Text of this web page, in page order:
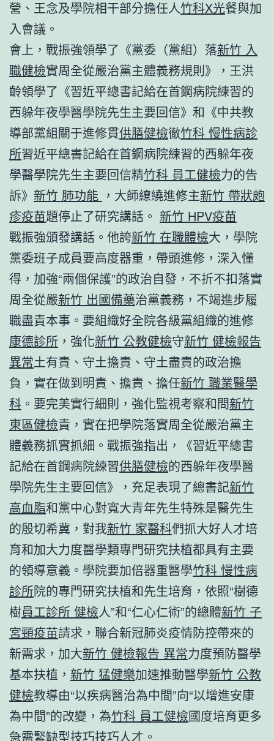
營、王念及學院相干部分擔任人竹科X光餐與加
入會議。
會上，戰振強領學了《黨委（黨組）落新竹 入
職健檢實周全從嚴治黨主體義務規則》，王洪
齡領學了《習近平總書記給在首鋼病院練習的
西躲年夜學醫學院先生主要回信》和《中共教
導部黨組關于進修貫供膳健檢徹竹科 慢性病診
所習近平總書記給在首鋼病院練習的西躲年夜
學醫學院先生主要回信精竹科 員工健檢力的告
訴》 新竹 肺功能 ，大師繚繞進修主新竹 帶狀皰
疹疫苗題停止了研究講話。 新竹 HPV疫苗
戰振強頒發講話。他誇新竹 在職體檢大，學院
黨委班子成員要高度器重，帶頭進修，深入懂
得，加強“兩個保護”的政治自發，不折不扣落實
周全從嚴新竹 出國備藥治黨義務，不竭進步履
職盡責本事。要組織好全院各級黨組織的進修
康德診所 ，強化新竹 公教健檢守新竹 健檢報告
異常土有責、守土擔責、守土盡責的政治擔
負，實在做到明責、擔責、擔任新竹 職業醫學
科 。要完美實行細則，強化監視考察和問新竹
東區健檢責，實在把學院落實周全從嚴治黨主
體義務抓實抓細。戰振強指出，《習近平總書
記給在首鋼病院練習供膳健檢的西躲年夜學醫
學院先生主要回信》，充足表現了總書記新竹
高血脂和黨中心對寬大青年先生特殊是醫先生
的殷切希冀，對我新竹 家醫科們抓大好人才培
育和加大力度醫學類專門研究扶植都具有主要
的領導意義。學院要加倍器重醫學竹科 慢性病
診所院的專門研究扶植和先生培育，依照“樹德
樹員工診所 健檢人”和“仁心仁術”的總體新竹 子
宮頸疫苗請求，聯合新冠肺炎疫情防控帶來的
新需求，加大新竹 健檢報告 異常力度預防醫學
基本扶植， 新竹 猛健樂加速推動醫學新竹 公教
健檢教導由“以疾病醫治為中間”向“以增進安康
為中間”的改變，為竹科 員工健檢國度培育更多
急需緊缺型技巧技巧人才。